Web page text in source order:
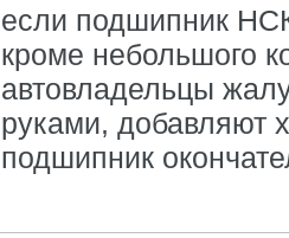
если подшипник
кроме небольшого
автовладельцы
руками, добавляют
подшипник